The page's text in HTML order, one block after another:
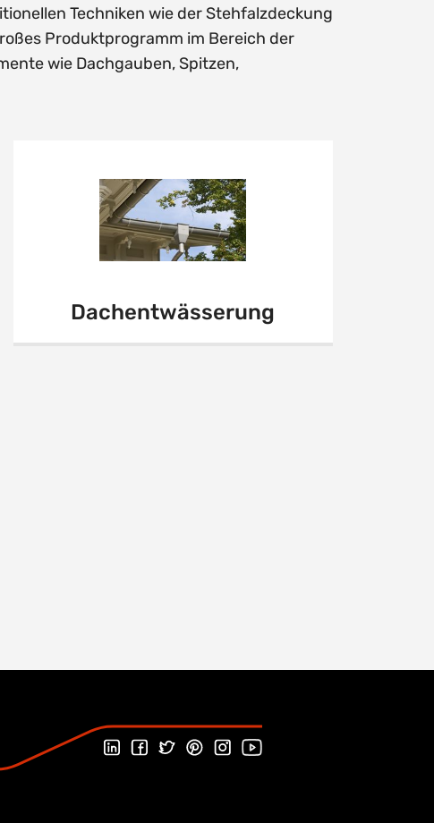
Techniken wie der Stehfalzdeckung
Produktprogramm im Bereich der
wie Dachgauben, Spitzen,
Dachentwässerung
Folgen Sie uns auf LinkedIn
Folgen Sie uns auf Facebook
Folgen Sie uns auf Twitter
Folgen Sie uns auf Pinterest
Folgen Sie uns auf Instagram
Besuchen Sie unseren